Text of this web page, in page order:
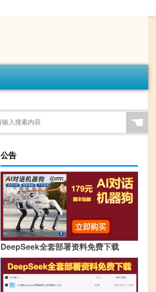
☚
公告
DeepSeek全套部署资料免费下载